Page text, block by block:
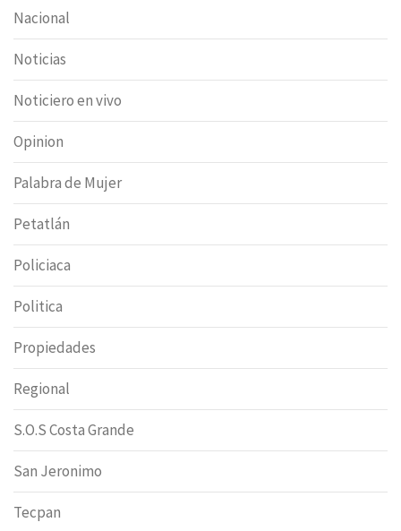
Nacional
Noticias
Noticiero en vivo
Opinion
Palabra de Mujer
Petatlán
Policiaca
Politica
Propiedades
Regional
S.O.S Costa Grande
San Jeronimo
Tecpan